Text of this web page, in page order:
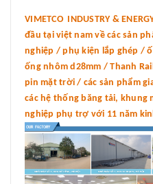
VIMETCO INDUSTRY &
đầu tại việt nam về các sản
nghiệp / phụ kiện lắp ghép /
ống nhôm d28mm / Thanh
pin mặt trời / các sản phẩm
các hệ thống băng tải, khung
nghiệp phụ trợ với 11 năm